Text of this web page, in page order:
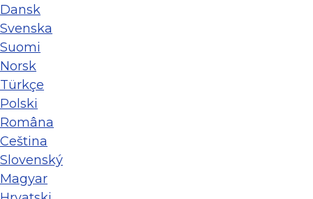
Dansk
Svenska
Suomi
Norsk
Türkçe
Polski
Româna
Ceština
Slovenský
Magyar